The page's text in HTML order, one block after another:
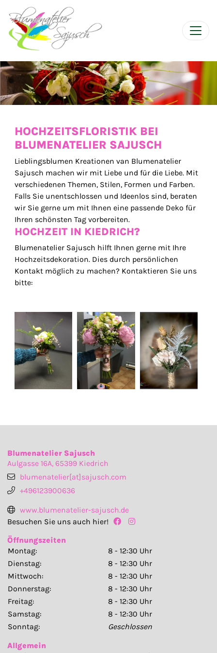
HOCHZEITSFLORISTIK BEI
BLUMENATELIER SAJUSCH
Lieblingsblumen Kreationen van Blumenatelier
Sajusch machen wir mit Liebe und für die Liebe. Mit
verschiedenen Themen, Stilen, Formen und Farben.
Falls Sie unentschlossen und Ideenlos sind, beraten
wir Sie gerne um mit Ihnen eine passende Deko für
Ihren schönsten Tag vorbereiten.
HOCHZEIT IN KIEDRICH?
Blumenatelier Sajusch hilft Ihnen gerne mit Ihre
Hochzeitsdekoration. Dies durch persönlichen
Kontakt möglich zu machen? Kontaktieren Sie uns
bitte:
Blumenatelier Sajusch
Aulgasse 16A, 65399 Kiedrich
blumenatelier[at]sajusch.com
+496123900636
www.blumenatelier-sajusch.de
Besuchen Sie uns auch hier!
Öffnungszeiten
Montag:
8 - 12:30 Uhr
Dienstag:
8 - 12:30 Uhr
Mittwoch:
8 - 12:30 Uhr
Donnerstag:
8 - 12:30 Uhr
Freitag:
8 - 12:30 Uhr
Samstag:
8 - 12:30 Uhr
Sonntag:
Geschlossen
Allgemein